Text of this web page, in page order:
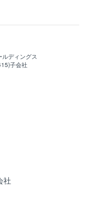
ルディングス
子会社
社